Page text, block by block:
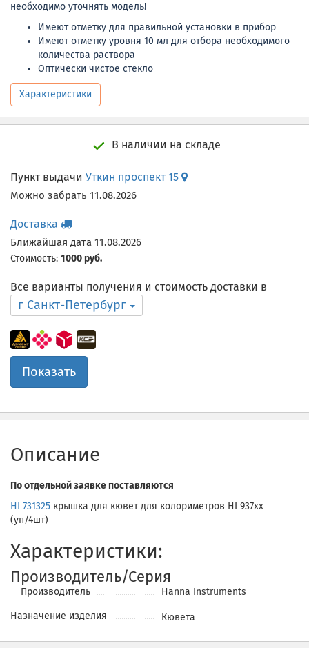
необходимо уточнять модель!
Имеют отметку для правильной установки в прибор
Имеют отметку уровня 10 мл для отбора необходимого
количества раствора
Оптически чистое стекло
Характеристики
В наличии на складе
Пункт выдачи Уткин проспект 15
Можно забрать 11.08.2026
Доставка
Ближайшая дата 11.08.2026
Стоимость: 1000 руб.
Все варианты получения и стоимость доставки в
г Санкт-Петербург
Показать
Описание
По отдельной заявке поставляются
HI 731325 крышка для кювет для колориметров HI 937xx
(уп/4шт)
Характеристики:
Производитель/Серия
Производитель Hanna Instruments
Назначение изделия Кювета